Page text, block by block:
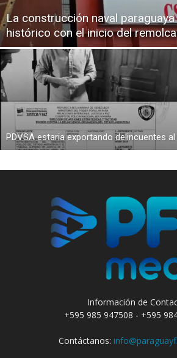
La construcción naval
histórico con el inicio del
PDVSA estaria exportando delincuentes
Información de
+595 985 947508 - +595
Contáctanos: